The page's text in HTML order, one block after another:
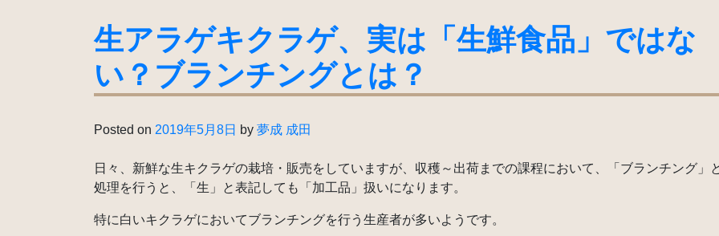
生アラゲキクラゲ、実は「生鮮食品」ではな
い？ブランチングとは？
Posted on 2019年5月8日 by 夢成 成田
日々、新鮮な生キクラゲの栽培・販売をしていますが、収穫～出荷までの課程において、「ブランチング」
処理を行うと、「生」と表記しても「加工品」扱いになります。
特に白いキクラゲにおいてブランチングを行う生産者が多いようです。